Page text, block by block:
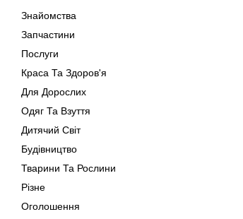
Знайомства
Запчастини
Послуги
Краса Та Здоров'я
Для Дорослих
Одяг Та Взуття
Дитячий Світ
Будівництво
Тварини Та Рослини
Різне
Оголошення